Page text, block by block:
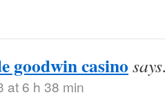
goodwin casino
at 6 h 38 min